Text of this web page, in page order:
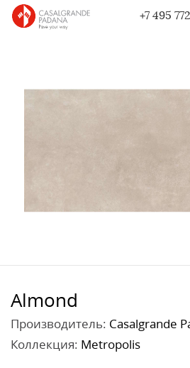
+7 495
Almond
Производитель: Casalgrande
Коллекция: Metropolis